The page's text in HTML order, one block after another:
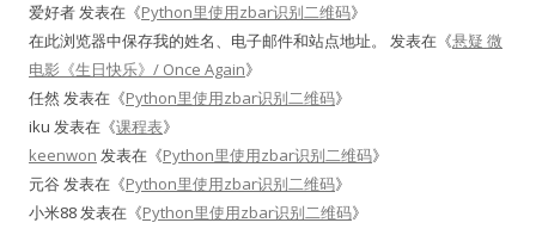
爱好者发表在《Python里使用zbar识别二维码》
在此浏览器中保存我的姓名、电子邮件和站点地址。
发表在《悬疑 微
电影《生日快乐》/ Once Again》
任然 发表在《Python里使用zbar识别二维码》
iku 发表在《课程表》
keenwon 发表在《Python里使用zbar识别二维码》
元谷发表在《Python里使用zbar识别二维码》
小米88发表在《Python里使用zbar识别二维码》